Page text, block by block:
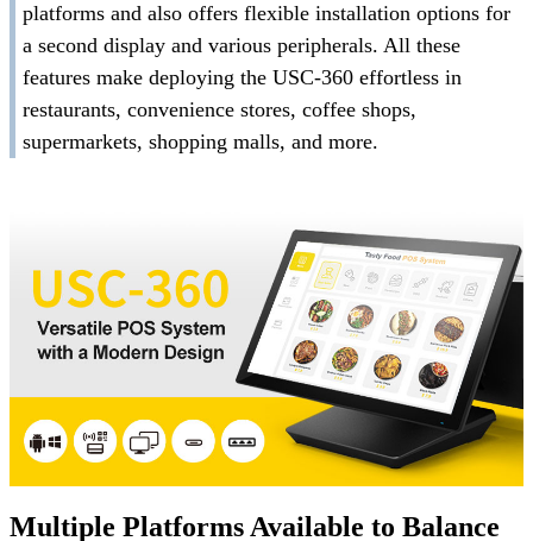
platforms and also offers flexible installation options for
a second display and various peripherals. All these
features make deploying the USC-360 effortless in
restaurants, convenience stores, coffee shops,
supermarkets, shopping malls, and more.
Multiple Platforms Available to Balance